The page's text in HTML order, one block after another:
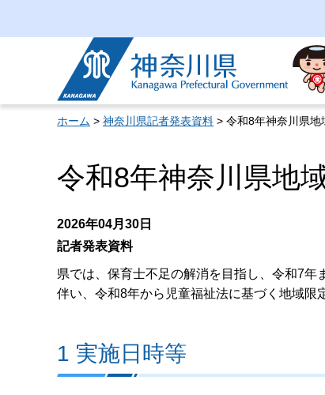
神奈川県
ホーム > 神奈川県記者発表資料 > 令和8年神奈川県地
令和8年神奈川県地
2026年04月30日
記者発表資料
県では、保育士不足の解消を目指し、令和7
伴い、令和8年から児童福祉法に基づく地域限
1 実施日時等